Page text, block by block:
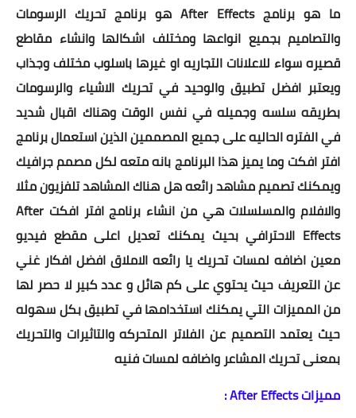
ما هو برنامج After Effects هو برنامج تحريك الرسومات
والتصاميم بجميع انواعها ومختلف اشكالها وانشاء مقاطع
قصيره سواء للاعلانات التجاريه او غيرها باسلوب مختلف وجذاب
ويعتبر افضل تطبيق والوحيد في تحريك الاشياء والرسومات
بطريقه سلسه وجميله في نفس الوقت وهناك اقبال شديد
في الفتره الحاليه على جميع المصممين الذين استعمال برنامج
افتر افكت وما يميز هذا البرنامج بانه متعه لكل مصمم جرافيك
ويمكنك تصميم مشاهد رائعه هل هناك المشاهد تلفزيون مثلا
والافلام والمسلسلات هي من انشاء برنامج افتر افكت After
Effects الاحترافي بحيث يمكنك تعديل اعلى مقطع فيديو
معين اضافه لمسات تحريك يا رائعه الاملاق افضل افكار غني
عن التعريف حيث يحتوي على كم هائل و عدد كبير لا حصر لها
من المميزات التي يمكنك استخدامها في تطبيق بكل سهوله
حيث يعتمد التصميم عن الفلاتر المتحركه والتاثيرات والتحريك
بمعنى تحريك المشاعر واضافه لمسات فنيه
مميزات After Effects :